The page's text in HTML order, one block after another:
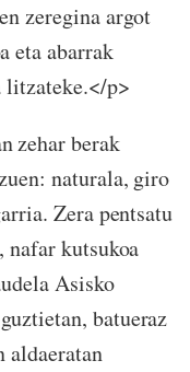
zeregina argot
eta abarrak
litzateke.</p>
zehar berak
naturala, giro
Zera pentsatu
nafar kutsukoa
Asisko
batueraz
aldaeratan